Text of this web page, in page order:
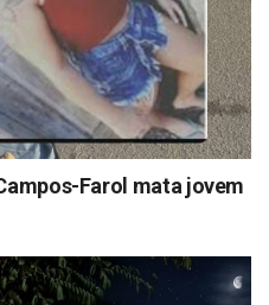
Farol mata jovem